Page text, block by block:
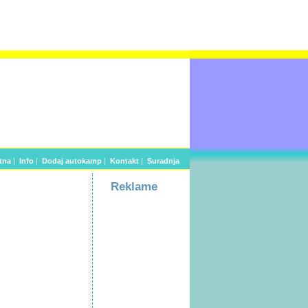
| Info | Dodaj autokamp | Kontakt | Suradnja
Reklame